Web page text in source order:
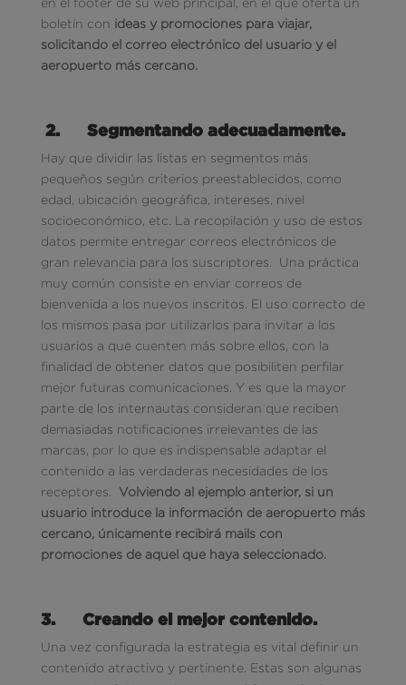
boletín con ideas y promociones para viajar,
solicitando el correo electrónico del usuario y el
aeropuerto más cercano.
2. Segmentando adecuadamente.
Hay que dividir las listas en segmentos más
pequeños según criterios preestablecidos, como
edad, ubicación geográfica, intereses, nivel
socioeconómico, etc. La recopilación y uso de estos
datos permite entregar correos electrónicos de
gran relevancia para los suscriptores. Una práctica
muy común consiste en enviar correos de
bienvenida a los nuevos inscritos. El uso correcto de
los mismos pasa por utilizarlos para invitar a los
usuarios a que cuenten más sobre ellos, con la
finalidad de obtener datos que posibiliten perfilar
mejor futuras comunicaciones. Y es que la mayor
parte de los internautas consideran que reciben
demasiadas notificaciones irrelevantes de las
marcas, por lo que es indispensable adaptar el
contenido a las verdaderas necesidades de los
receptores. Volviendo al ejemplo anterior, si un
usuario introduce la información de aeropuerto más
cercano, únicamente recibirá mails con
promociones de aquel que haya seleccionado.
3. Creando el mejor contenido.
Una vez configurada la estrategia es vital definir un
contenido atractivo y pertinente. Estas son algunas